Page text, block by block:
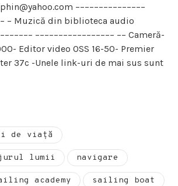
–––––––––––––––
– Muzică din biblioteca audio
––––––––––––––––– –– Cameră-
Editor video OSS 16-50- Premier
37c -Unele link-uri de mai sus sunt
de viață
lumii navigare
academy sailing boat